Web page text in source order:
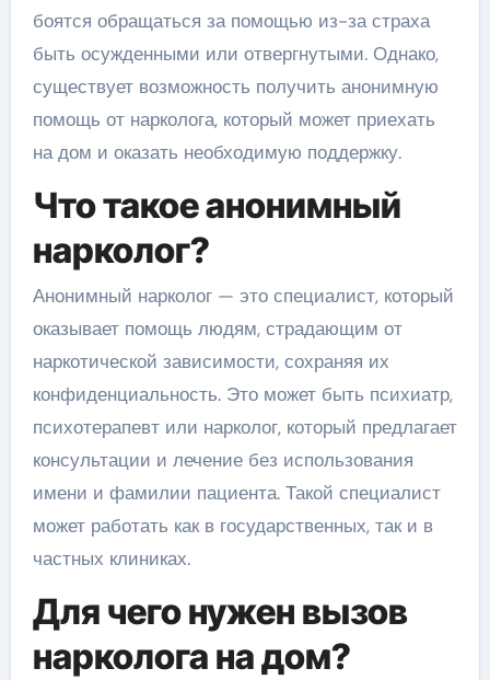
боятся обращаться за помощью из-за страха
быть осужденными или отвергнутыми. Однако,
существует возможность получить анонимную
помощь от нарколога, который может приехать
на дом и оказать необходимую поддержку.
Что такое анонимный
нарколог?
Анонимный нарколог — это специалист, который
оказывает помощь людям, страдающим от
наркотической зависимости, сохраняя их
конфиденциальность. Это может быть психиатр,
психотерапевт или нарколог, который предлагает
консультации и лечение без использования
имени и фамилии пациента. Такой специалист
может работать как в государственных, так и в
частных клиниках.
Для чего нужен вызов
нарколога на дом?